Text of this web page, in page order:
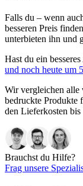
Falls du – wenn
besseren Preis
unterbieten ihn und
Hast du ein
und noch heute um
Wir vergleichen
bedruckte Produkte
den Lieferkosten
Brauchst du Hilfe?
Frag unsere